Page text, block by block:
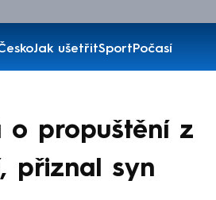
Jak ušetřitSportPočasí
o propuštění z
přiznal syn